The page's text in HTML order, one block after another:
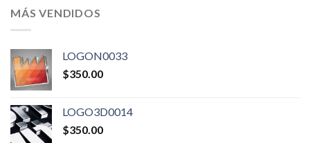
MÁS VENDIDOS
LOGON0033
$350.00
LOGO3D0014
$350.00